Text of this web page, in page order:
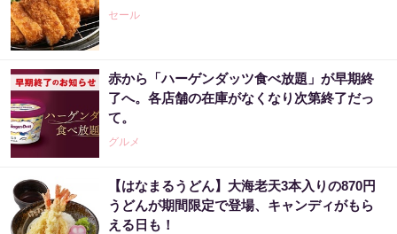
セール
赤から「ハーゲンダッツ食べ放題」が早期終
了へ。各店舗の在庫がなくなり次第終了だっ
て。
グルメ
【はなまるうどん】大海老天3本入りの870円
うどんが期間限定で登場、キャンディがもら
える日も！